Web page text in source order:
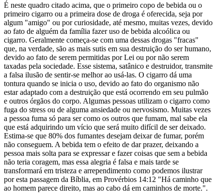
É neste quadro citado acima, que o primeiro copo de bebida ou o
primeiro cigarro ou a primeira dose de droga é oferecida, seja por
algum "amigo" ou por curiosidade, até mesmo, muitas vezes, devido
ao fato de alguém da família fazer uso de bebida alcoólica ou
cigarro. Geralmente começa-se com uma dessas drogas "fracas"
que, na verdade, são as mais sutis em sua destruição do ser humano,
devido ao fato de serem permitidas por Lei ou por não serem
taxadas pela sociedade. Esse sistema, satânico e destruidor, transmite
a falsa ilusão de sentir-se melhor ao usá-las. O cigarro dá uma
tontura quando se inicia o uso, devido ao fato do organismo não
estar adaptado com a destruição que está ocorrendo em seu pulmão
e outros órgãos do corpo. Algumas pessoas utilizam o cigarro como
fuga do stress ou de alguma ansiedade ou nervosismo. Muitas vezes
a pessoa fuma só para ser como os outros que fumam, mal sabe ela
que está adquirindo um vício que será muito difícil de ser deixado.
Estima-se que 80% dos fumantes desejam deixar de fumar, porém
não conseguem. A bebida tem o efeito de dar prazer, deixando a
pessoa mais solta para se expressar e fazer coisas que sem a bebida
não teria coragem, mas essa alegria é falsa e mais tarde se
transformará em tristeza e arrependimento como podemos ilustrar
por esta passagem da Bíblia, em Provérbios 14:12 "Há caminho que
ao homem parece direito, mas ao cabo dá em caminhos de morte.".